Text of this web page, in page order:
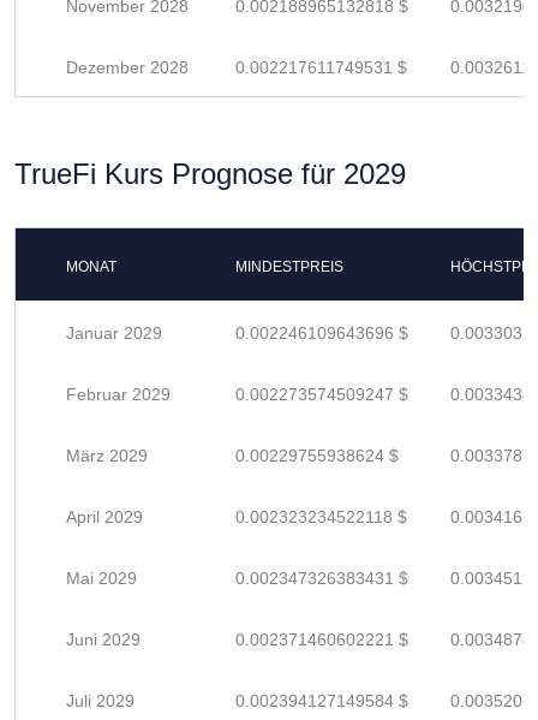
November 2028 0.002188965132818 $
Dezember 2028 0.002217611749531 $
TrueFi Kurs Prognose für 2029
MONAT MINDESTPREIS
Januar 2029 0.002246109643696 $
Februar 2029 0.002273574509247 $
März 2029 0.00229755938624 $
April 2029 0.002323234522118 $
Mai 2029 0.002347326383431 $
Juni 2029 0.002371460602221 $
Juli 2029 0.002394127149584 $